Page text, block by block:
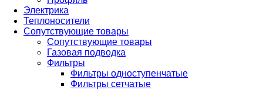
Электрика
Теплоносители
Сопутствующие товары
Сопутствующие товары
Газовая подводка
Фильтры
Фильтры одноступенчатые
Фильтры сетчатые